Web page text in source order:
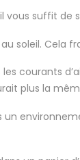
suffit de
soleil. Cela
courants
plus la